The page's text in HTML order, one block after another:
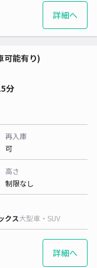
詳細へ
可能有り)
分
再入庫
可
高さ
制限なし
クス大型車・SUV
詳細へ